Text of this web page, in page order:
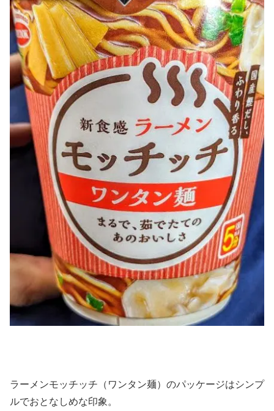
ラーメンモッチッチ（ワンタン麺）のパッケージはシンプ
ルでおとなしめな印象。